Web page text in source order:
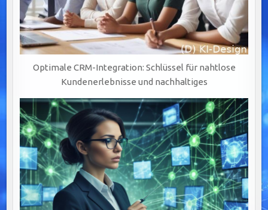
Optimale CRM-Integration: Schlüssel für nahtlose
Kundenerlebnisse und nachhaltiges